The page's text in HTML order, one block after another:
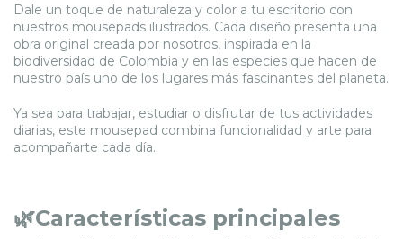
Dale un toque de naturaleza y color a tu escritorio con
nuestros mousepads ilustrados. Cada diseño presenta una
obra original creada por nosotros, inspirada en la
biodiversidad de Colombia y en las especies que hacen de
nuestro país uno de los lugares más fascinantes del planeta.
Ya sea para trabajar, estudiar o disfrutar de tus actividades
diarias, este mousepad combina funcionalidad y arte para
acompañarte cada día.
🌿Características principales